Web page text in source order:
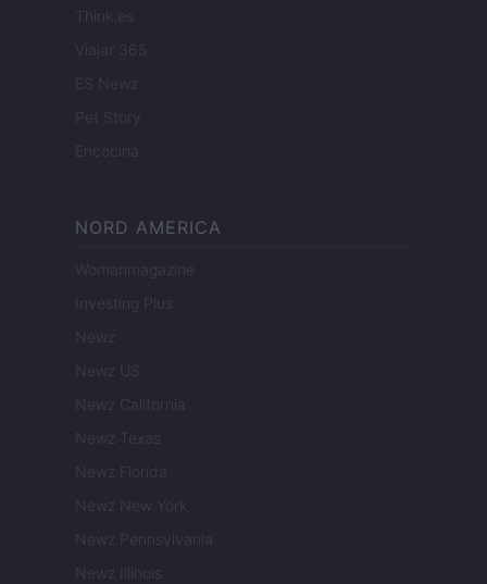
Think.es
Viajar 365
ES Newz
Pet Story
Encocina
NORD AMERICA
Womanmagazine
Investing Plus
Newz
Newz US
Newz California
Newz Texas
Newz Florida
Newz New York
Newz Pennsylvania
Newz Illinois